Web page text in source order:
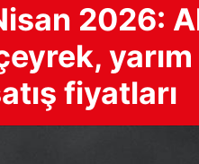
2026:
yarım
fiyatları